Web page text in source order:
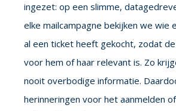
ingezet: op een slimme,
elke mailcampagne bekijken we wie
al een ticket heeft gekocht, zodat
voor hem of haar relevant is. Zo
nooit overbodige informatie.
herinneringen voor het aanmelden